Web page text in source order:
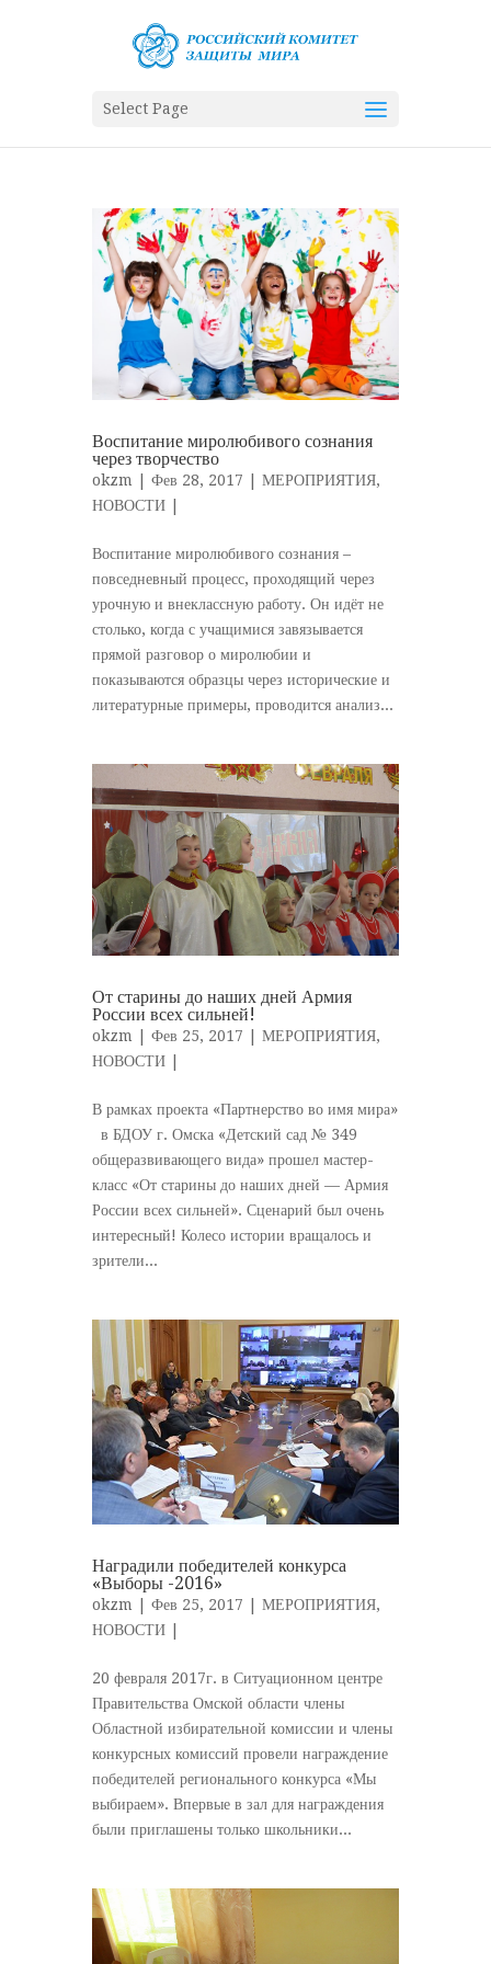
Select Page
Воспитание миролюбивого сознания
через творчество
okzm | Фев 28, 2017 | МЕРОПРИЯТИЯ,
НОВОСТИ
Воспитание миролюбивого сознания –
повседневный процесс, проходящий через
урочную и внеклассную работу. Он идёт не
столько, когда с учащимися завязывается
прямой разговор о миролюбии и
показываются образцы через исторические и
литературные примеры, проводится анализ...
От старины до наших дней Армия
России всех сильней!
okzm | Фев 25, 2017 | МЕРОПРИЯТИЯ,
НОВОСТИ
В рамках проекта «Партнерство во имя мира»
в БДОУ г. Омска «Детский сад № 349
общеразвивающего вида» прошел мастер-
класс «От старины до наших дней — Армия
России всех сильней». Сценарий был очень
интересный! Колесо истории вращалось и
зрители...
Наградили победителей конкурса
«Выборы -2016»
okzm | Фев 25, 2017 | МЕРОПРИЯТИЯ,
НОВОСТИ |
20 февраля 2017г. в Ситуационном центре
Правительства Омской области члены
Областной избирательной комиссии и члены
конкурсных комиссий провели награждение
победителей регионального конкурса «Мы
выбираем». Впервые в зал для награждения
были приглашены только школьники...